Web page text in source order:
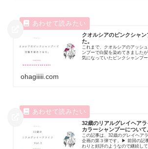
クオルシアのピンクシャ
た。
これまで、クオルシアのアッシ
ンプーで白髪を染めてきました
気になっていたピンクシャンプ
ohagiiiii.com
32歳のリアルグレイヘア
カラーシャンプーについて
この記事は、32歳のグレイヘア
企画の第３弾です。▶ 前回の記
わりと好評のようなので継続し